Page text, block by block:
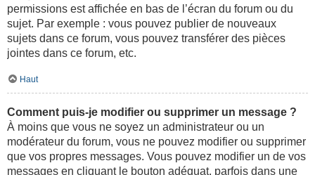
permissions est affichée en bas de l’écran du forum ou du
sujet. Par exemple : vous pouvez publier de nouveaux
sujets dans ce forum, vous pouvez transférer des pièces
jointes dans ce forum, etc.
Haut
Comment puis-je modifier ou supprimer un message ?
À moins que vous ne soyez un administrateur ou un
modérateur du forum, vous ne pouvez modifier ou supprimer
que vos propres messages. Vous pouvez modifier un de vos
messages en cliquant le bouton adéquat, parfois dans une